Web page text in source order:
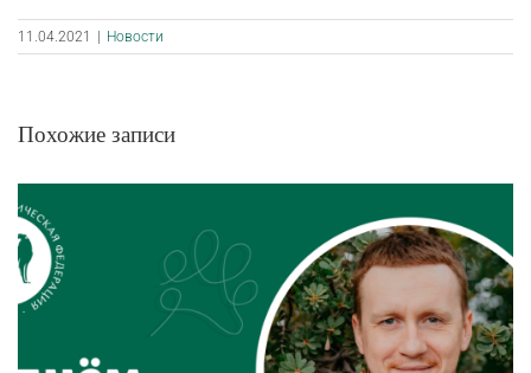
11.04.2021 Новости
Похожие записи